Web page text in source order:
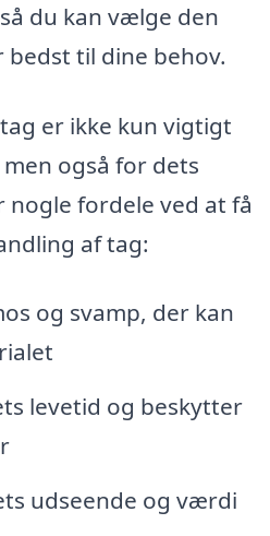
du kan vælge den
bedst til dine behov.
er ikke kun vigtigt
også for dets
fordele ved at få
af tag:
og svamp, der kan
levetid og beskytter
udseende og værdi